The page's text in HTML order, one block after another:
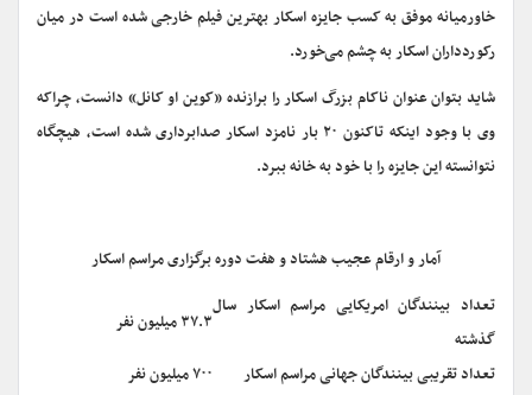
خاورمیانه موفق به کسب جایزه اسکار بهترین فیلم خارجی شده است در میان
رکوردداران اسکار به چشم می‌خورد.
شاید بتوان عنوان ناکام بزرگ اسکار را برازنده «کوین او کانل» دانست، چراکه
وی با وجود اینکه تاکنون ۲۰ بار نامزد اسکار صدابرداری شده است، هیچگاه
نتوانسته این جایزه را با خود به خانه ببرد.
آمار و ارقام عجیب هشتاد و هفت دوره برگزاری مراسم اسکار
تعداد بینندگان امریکایی مراسم اسکار سال
گذشته
۳۷.۳ میلیون نفر
تعداد تقریبی بینندگان جهانی مراسم اسکار
۷۰۰ میلیون نفر